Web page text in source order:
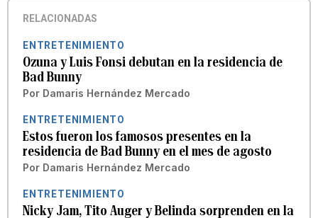
RELACIONADAS
ENTRETENIMIENTO
Ozuna y Luis Fonsi debutan en la residencia de
Bad Bunny
Por Damaris Hernández Mercado
ENTRETENIMIENTO
Estos fueron los famosos presentes en la
residencia de Bad Bunny en el mes de agosto
Por Damaris Hernández Mercado
ENTRETENIMIENTO
Nicky Jam, Tito Auger y Belinda sorprenden en la